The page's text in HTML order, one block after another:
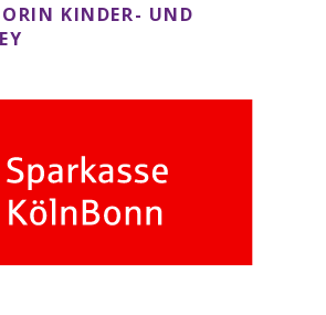
KINDER- UND